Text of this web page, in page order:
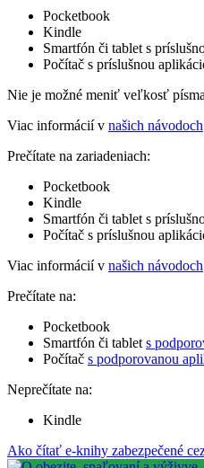
Pocketbook
Kindle
Smartfón či tablet s
Počítač s príslušnou
Nie je možné meniť veľkosť
Viac informácií v našich návodoch
Prečítate na zariadeniach:
Pocketbook
Kindle
Smartfón či tablet s
Počítač s príslušnou
Viac informácií v našich návodoch
Prečítate na:
Pocketbook
Smartfón či tablet s
Počítač s podporovanou
Neprečítate na:
Kindle
Ako čítať e-knihy zabezpečené